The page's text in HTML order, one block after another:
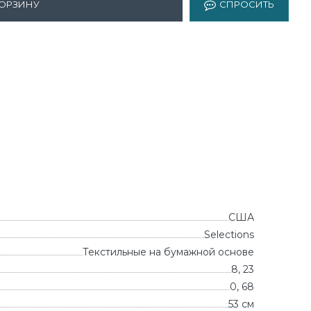
СПРОСИТЬ
США
Selections
Текстильные на бумажной основе
8, 23
0, 68
53 см